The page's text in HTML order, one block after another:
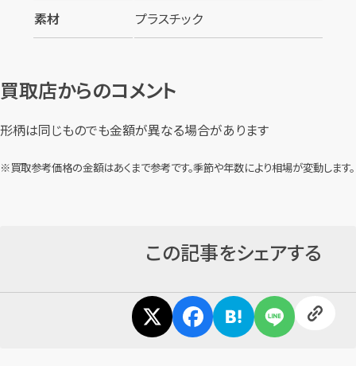
分！ 今すぐ査定金額をお伝えいた
素材
プラスチック
買取店からのコメント
形柄は同じものでも金額が異なる場合があります
買取参考価格の金額はあくまで参考です。季節や年数により相場が変動します。
この記事をシェアする